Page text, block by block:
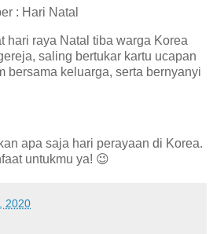
: Hari Natal
hari raya Natal tiba warga Korea
saling bertukar kartu ucapan
bersama keluarga, serta bernyanyi
apa saja hari perayaan di Korea.
untukmu ya! 😉
2020